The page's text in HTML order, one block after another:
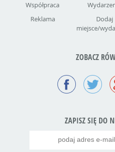
Współpraca
Reklama
Dodaj
miejsce/
ZOBACZ
ZAPISZ SIĘ DO